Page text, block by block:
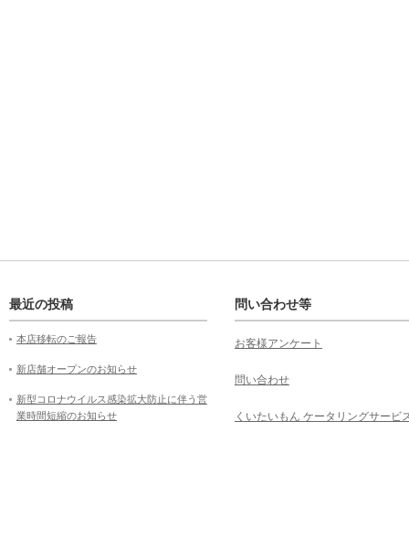
最近の投稿
本店移転のご報告
新店舗オープンのお知らせ
新型コロナウイルス感染拡大防止に伴う営
業時間短縮のお知らせ
問い合わせ等
お客様アンケート
問い合わせ
くいたいもん ケータリングサービ